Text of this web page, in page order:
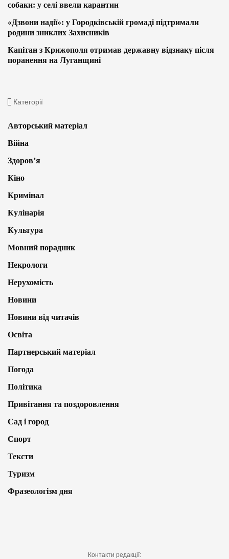
собаки: у селі ввели карантин
«Дзвони надії»: у Городківській громаді підтримали
родини зниклих Захисників
Капітан з Крижополя отримав державну відзнаку після
поранення на Луганщині
Категорії
Авторський матеріал
Війна
Здоров’я
Кіно
Кримінал
Кулінарія
Культура
Мовний порадник
Некрологи
Нерухомість
Новини
Новини від читачів
Освіта
Партнерський матеріал
Погода
Політика
Привітання та поздоровлення
Сад і город
Спорт
Тексти
Туризм
Фразеологізм дня
Контакти редакції: